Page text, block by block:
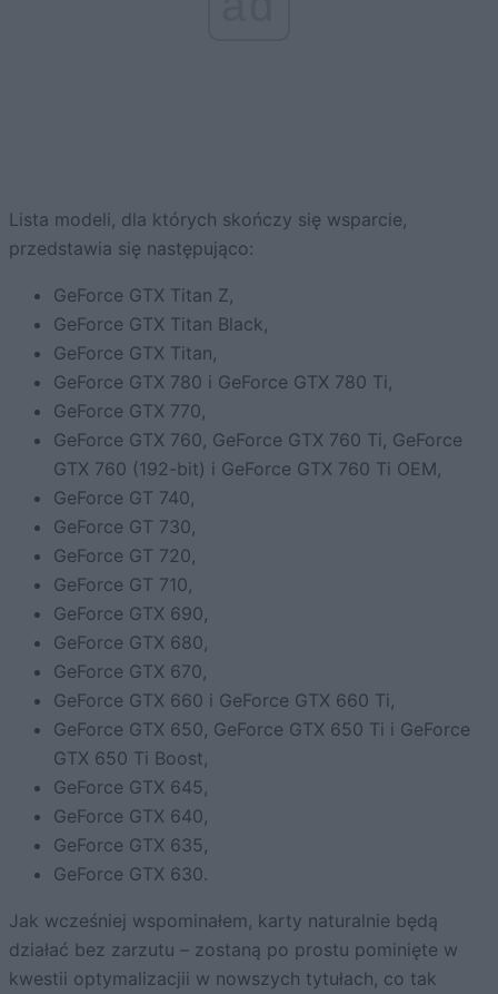
Lista modeli, dla których skończy się wsparcie,
przedstawia się następująco:
GeForce GTX Titan Z,
GeForce GTX Titan Black,
GeForce GTX Titan,
GeForce GTX 780 i GeForce GTX 780 Ti,
GeForce GTX 770,
GeForce GTX 760, GeForce GTX 760 Ti, GeForce
GTX 760 (192-bit) i GeForce GTX 760 Ti OEM,
GeForce GT 740,
GeForce GT 730,
GeForce GT 720,
GeForce GT 710,
GeForce GTX 690,
GeForce GTX 680,
GeForce GTX 670,
GeForce GTX 660 i GeForce GTX 660 Ti,
GeForce GTX 650, GeForce GTX 650 Ti i GeForce
GTX 650 Ti Boost,
GeForce GTX 645,
GeForce GTX 640,
GeForce GTX 635,
GeForce GTX 630.
Jak wcześniej wspominałem, karty naturalnie będą
działać bez zarzutu – zostaną po prostu pominięte w
kwestii optymalizacjii w nowszych tytułach, co tak